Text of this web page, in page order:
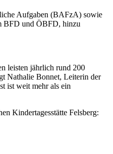
Aufgaben (BAFzA) sowie
BFD und ÖBFD, hinzu
leisten jährlich rund 200
Nathalie Bonnet, Leiterin der
ist weit mehr als ein
Kindertagesstätte Felsberg: